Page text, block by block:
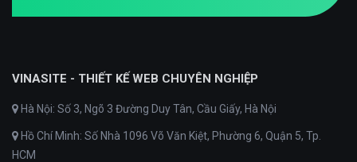
VINASITE - THIẾT KẾ WEB CHUYÊN NGHIỆP
Hà Nội: Số 3, Ngõ 3 Đường Duy Tân, Cầu Giấy, Hà Nội
Hồ Chí Minh: Số Nhà 1096 Võ Văn Kiệt, Phường 6, Quận 5, Tp.
HCM